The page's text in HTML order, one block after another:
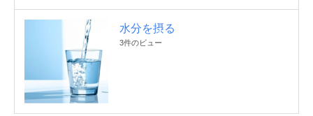
水分を摂る
3件のビュー